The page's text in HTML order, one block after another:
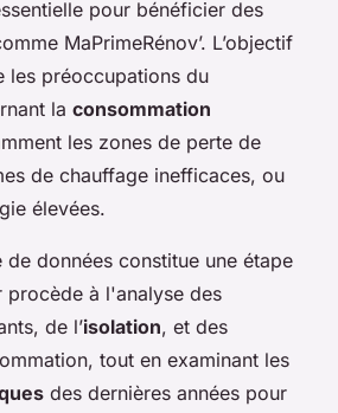
pour bénéficier des
MaPrimeRénov’. L’objectif
les préoccupations du
la consommation
les zones de perte de
de chauffage inefficaces, ou
élevées.
de données constitue une étape
procède à l'analyse des
de l’isolation, et des
tout en examinant les
des dernières années pour